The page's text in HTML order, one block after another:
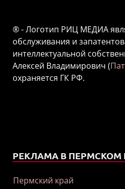
® - Логотип РИЦ МЕДИА
обслуживания и
интеллектуальной
Алексей Владимирович (
охраняется ГК РФ.
РЕКЛАМА В ПЕРМСКОМ
Пермский край